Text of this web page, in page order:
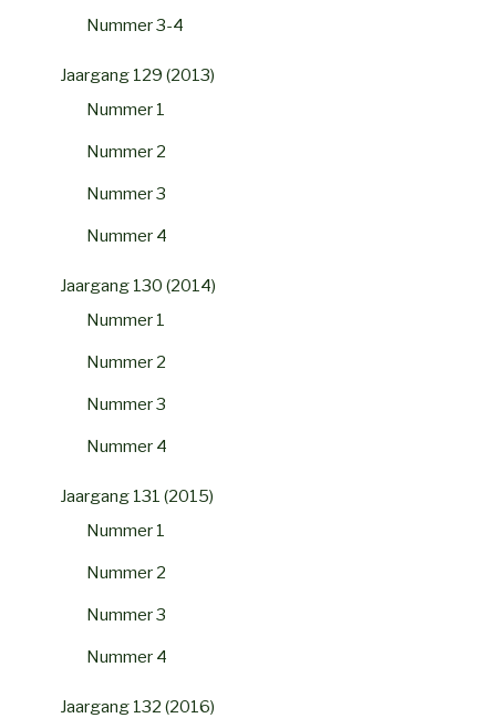
Nummer 3-4
Jaargang 129 (2013)
Nummer 1
Nummer 2
Nummer 3
Nummer 4
Jaargang 130 (2014)
Nummer 1
Nummer 2
Nummer 3
Nummer 4
Jaargang 131 (2015)
Nummer 1
Nummer 2
Nummer 3
Nummer 4
Jaargang 132 (2016)